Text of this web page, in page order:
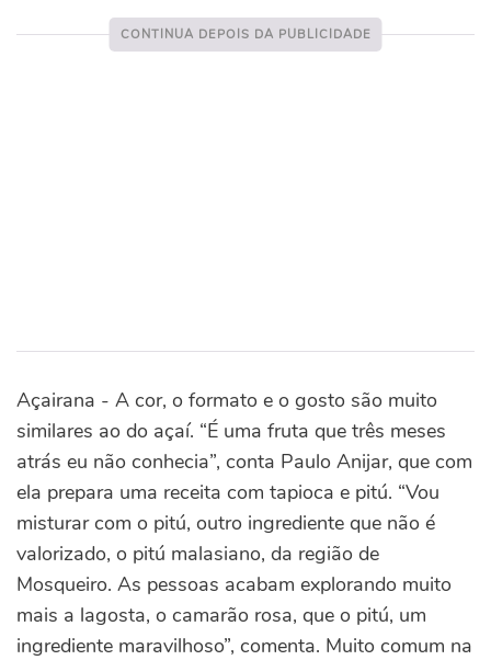
Açairana - A cor, o formato e o gosto são muito
similares ao do açaí. “É uma fruta que três meses
atrás eu não conhecia”, conta Paulo Anijar, que com
ela prepara uma receita com tapioca e pitú. “Vou
misturar com o pitú, outro ingrediente que não é
valorizado, o pitú malasiano, da região de
Mosqueiro. As pessoas acabam explorando muito
mais a lagosta, o camarão rosa, que o pitú, um
ingrediente maravilhoso”, comenta. Muito comum na